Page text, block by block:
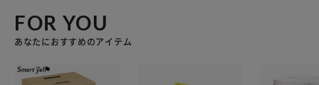
FOR YOU
あなたにおすすめのアイテム